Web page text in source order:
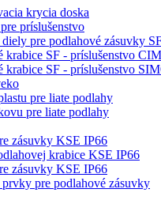
krycia doska
príslušenstvo
pre podlahové zásuvky
krabice SF - príslušenstvo
krabice SF - príslušenstvo
pre liate podlahy
pre liate podlahy
zásuvky KSE IP66
krabice KSE IP66
zásuvky KSE IP66
prvky pre podlahové zásuvky